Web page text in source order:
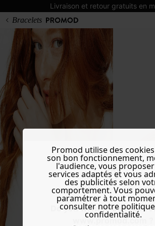
Livraison et retour gratuits en
Do you want to be
www.promod.com ?
Bracelets
Promod utilise des
son bon fonctionnement,
l'audience, vous
services adaptés et vous
des publicités selon
comportement. Vous
paramétrer à tout
consulter notre
confidentialité.